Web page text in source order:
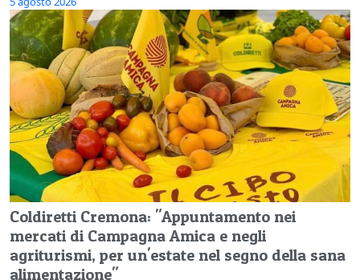
Coldiretti Cremona: "Appuntamento nei
mercati di Campagna Amica e negli
agriturismi, per un'estate nel segno della sana
alimentazione"